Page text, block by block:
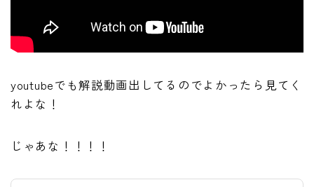
youtubeでも解説動画出してるのでよかったら見てく
れよな！
じゃあな！！！！